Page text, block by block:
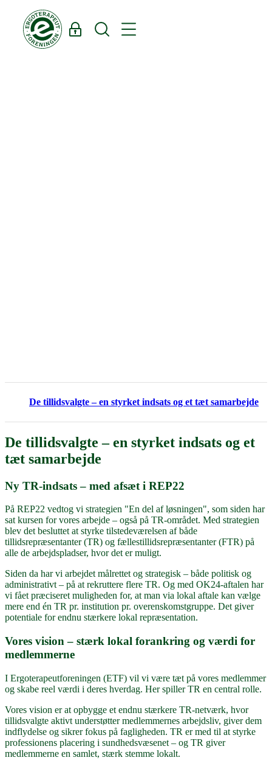
Log ind Søg
De tillidsvalgte – en styrket indsats og et tæt samarbejde
De tillidsvalgte – en styrket indsats og et
tæt samarbejde
Ny TR-indsats – med afsæt i REP22
På REP22 vedtog vi strategien "En del af løsningen", som siden har
sat kursen for vores arbejde – også på TR-området. Med strategien
blev det besluttet at styrke tilstedeværelsen af både
tillidsrepræsentanter (TR) og fællestillidsrepræsentanter (FTR) på
alle de arbejdspladser, hvor det er muligt.
Siden da har vi arbejdet målrettet og strategisk – både politisk og
administrativt – på at rekruttere flere TR. Og med OK24-aftalen har
vi fået præciseret muligheden for, at man via lokal aftale kan vælge
mere end én TR pr. institution pr. overenskomstgruppe. Det giver
potentiale for endnu stærkere lokal repræsentation.
Vores vision – stærk lokal forankring og værdi for
medlemmerne
I Ergoterapeutforeningen (ETF) vil vi være tæt på vores medlemmer
og skabe reel værdi i deres hverdag. Her spiller TR en central rolle.
Vores vision er at opbygge et endnu stærkere TR-netværk, hvor
tillidsvalgte aktivt understøtter medlemmernes arbejdsliv, giver dem
indflydelse og sikrer fokus på fagligheden. TR er med til at styrke
professionens placering i sundhedsvæsenet – og TR giver
medlemmerne en samlet, stærk stemme lokalt.